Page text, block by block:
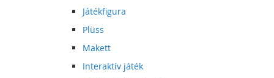
Játékfigura
Plüss
Makett
Interaktív játék